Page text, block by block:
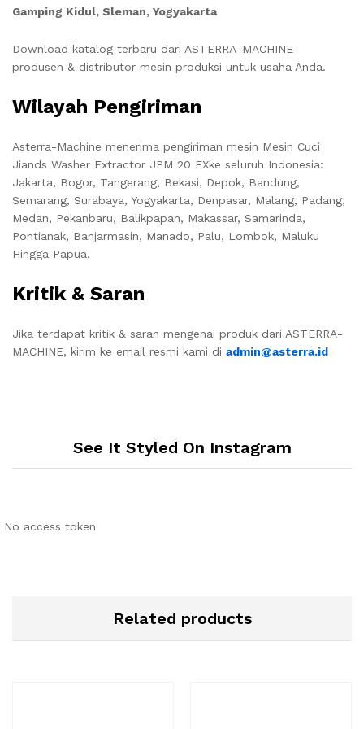
Gamping Kidul, Sleman, Yogyakarta
Download katalog terbaru dari ASTERRA-MACHINE-
produsen & distributor mesin produksi untuk usaha Anda.
Wilayah Pengiriman
Asterra-Machine menerima pengiriman mesin Mesin Cuci
Jiands Washer Extractor JPM 20 EXke seluruh Indonesia:
Jakarta, Bogor, Tangerang, Bekasi, Depok, Bandung,
Semarang, Surabaya, Yogyakarta, Denpasar, Malang, Padang,
Medan, Pekanbaru, Balikpapan, Makassar, Samarinda,
Pontianak, Banjarmasin, Manado, Palu, Lombok, Maluku
Hingga Papua.
Kritik & Saran
Jika terdapat kritik & saran mengenai produk dari ASTERRA-
MACHINE, kirim ke email resmi kami di admin@asterra.id
See It Styled On Instagram
No access token
Related products